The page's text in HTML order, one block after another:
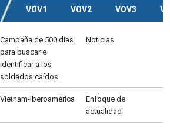
VOV1 VOV2 VOV3
Campaña de 500 días
para buscar e
identificar a los
soldados caídos
Noticias
Vietnam-Iberoamérica
Enfoque de
actualidad